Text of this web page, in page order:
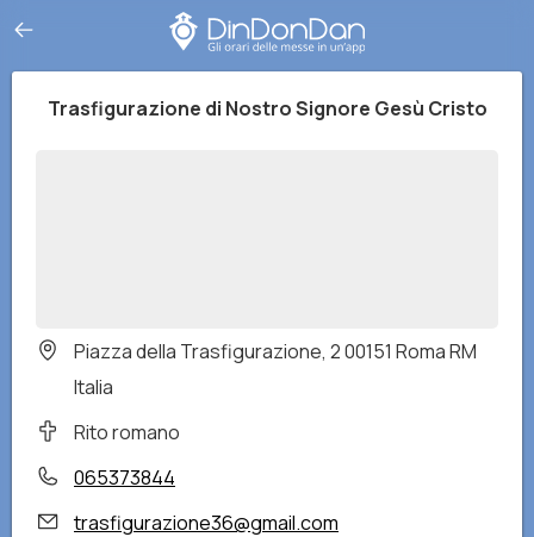
Trasfigurazione di Nostro Signore Gesù Cristo
Piazza della Trasfigurazione, 2 00151 Roma RM
Italia
Rito romano
065373844
trasfigurazione36@gmail.com